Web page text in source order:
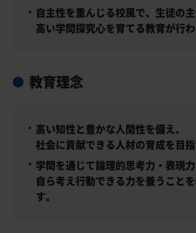
自主性を重んじる校風で、生徒の
高い学問探究心を育てる教育が行わ
教育理念
高い知性と豊かな人間性を備え、
社会に貢献できる人材の育成を目指
学問を通じて論理的思考力・表現力
自ら考え行動できる力を養うこと
す。